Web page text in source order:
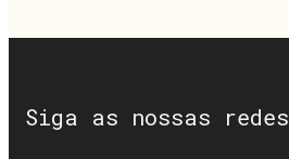
Siga as nossas redes